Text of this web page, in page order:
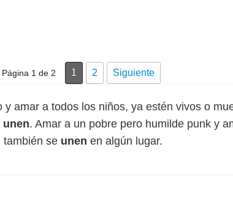
Página 1 de 2 1 2 Siguiente
y amar a todos los niños, ya estén vivos o
unen. Amar a un pobre pero humilde punk y
también se unen en algún lugar.